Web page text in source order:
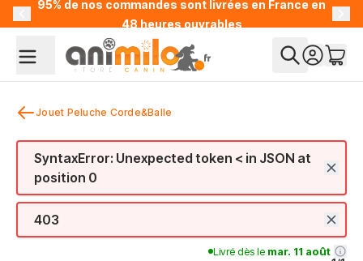
Allez au contenu
95% de nos commandes sont livrées en France en
48 heures ouvrables
Jouet Peluche Corde&Balle
SyntaxError: Unexpected token < in JSON at
position 0
403
Livré dès le mar. 11 août